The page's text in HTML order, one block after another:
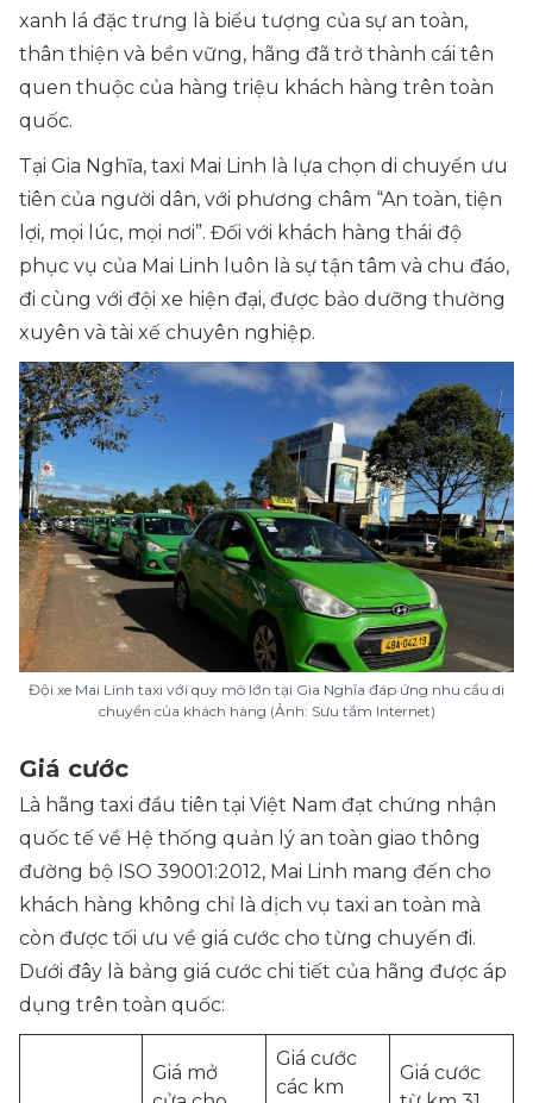
xanh lá đặc trưng là biểu tượng của sự an toàn,
thân thiện và bền vững, hãng đã trở thành cái tên
quen thuộc của hàng triệu khách hàng trên toàn
quốc.
Tại Gia Nghĩa, taxi Mai Linh là lựa chọn di chuyển ưu
tiên của người dân, với phương châm “An toàn, tiện
lợi, mọi lúc, mọi nơi”. Đối với khách hàng thái độ
phục vụ của Mai Linh luôn là sự tận tâm và chu đáo,
đi cùng với đội xe hiện đại, được bảo dưỡng thường
xuyên và tài xế chuyên nghiệp.
Đội xe Mai Linh taxi với quy mô lớn tại Gia Nghĩa đáp ứng nhu cầu di
chuyển của khách hàng (Ảnh: Sưu tầm Internet)
Giá cước
Là hãng taxi đầu tiên tại Việt Nam đạt chứng nhận
quốc tế về Hệ thống quản lý an toàn giao thông
đường bộ ISO 39001:2012, Mai Linh mang đến cho
khách hàng không chỉ là dịch vụ taxi an toàn mà
còn được tối ưu về giá cước cho từng chuyến đi.
Dưới đây là bảng giá cước chi tiết của hãng được áp
dụng trên toàn quốc:
Giá mở
Giá cước
các km
Giá cước